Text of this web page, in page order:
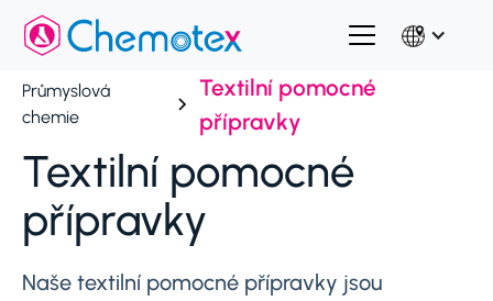
Průmyslová
chemie
Textilní pomocné
přípravky
Textilní pomocné
přípravky
Naše textilní pomocné přípravky jsou